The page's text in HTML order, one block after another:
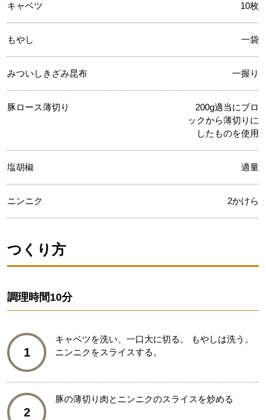
キャベツ 10枚
もやし 一袋
みついしきざみ昆布 一握り
豚ロース薄切り
200g適当にブロ
ックから薄切りに
したものを使用
塩胡椒 適量
ニンニク 2かけら
つくり方
調理時間10分
1
キャベツを洗い、一口大に切る。 もやしは洗う。
ニンニクをスライスする。
2
豚の薄切り肉とニンニクのスライスを炒める